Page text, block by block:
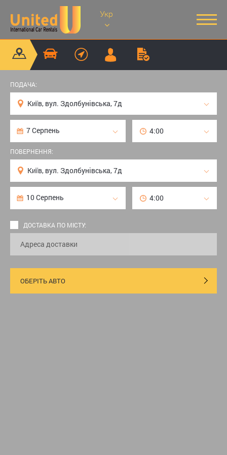
Укр
ПОДАЧА:
ПОВЕРНЕННЯ:
ДОСТАВКА ПО МІСТУ: